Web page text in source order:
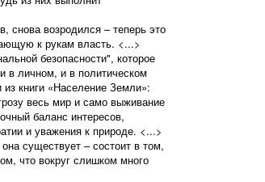
снова возродился – теперь это
к рукам власть. <...>
безопасности", которое
в личном, и в политическом
книги «Население Земли»:
весь мир и само выживание
баланс интересов,
и уважения к природе. <...>
существует – состоит в том,
что вокруг слишком много